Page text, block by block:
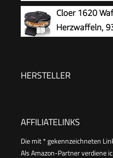
Kindergeburtstage,
Weihnachten, Retro
Cloer 1620
Herzwaffeln,
HERSTELLER
AFFILIATELINKS
Die mit * gekennzeichneten
Als Amazon-Partner verdiene